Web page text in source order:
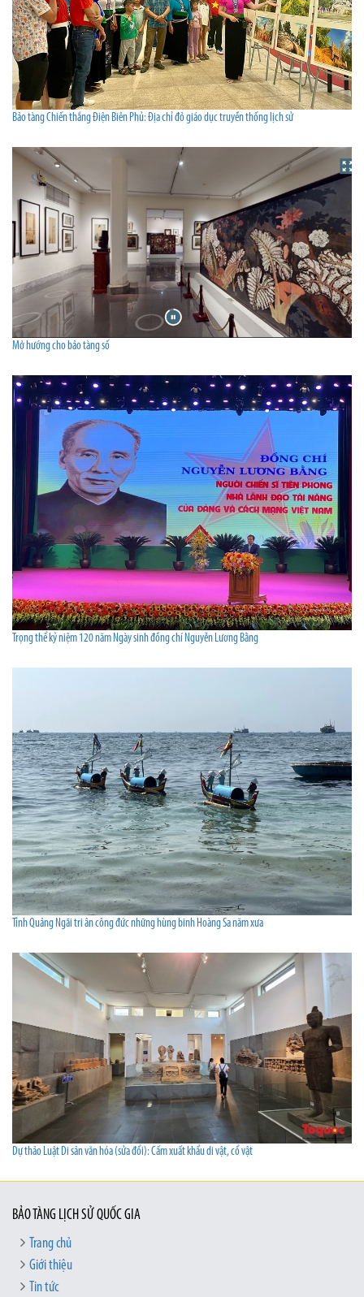
Bảo tàng Chiến thắng Điện Biên Phủ: Địa chỉ đỏ giáo dục truyền thống lịch sử
Mở hướng cho bảo tàng số
Trọng thể kỷ niệm 120 năm Ngày sinh đồng chí Nguyễn Lương Bằng
Tỉnh Quảng Ngãi tri ân công đức những hùng binh Hoàng Sa năm xưa
Dự thảo Luật Di sản văn hóa (sửa đổi): Cấm xuất khẩu di vật, cổ vật
BẢO TÀNG LỊCH SỬ QUỐC GIA
Trang chủ
Giới thiệu
Tin tức